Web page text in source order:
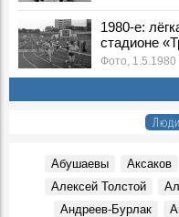
Ульяновские вездеходы
рынок
События, 7 Августа 1993
Из записок Г.А.
Лауреат Нобелевской
Ленинском мемориале
"Кроме очень немногих,
Первая русская
События, 7 Августа 1906
1980-е:
стадионе
Фото, 1.5.1980
Люди
Абушаевы Аксаков
Алексей Толстой
Андреев-Бурлак